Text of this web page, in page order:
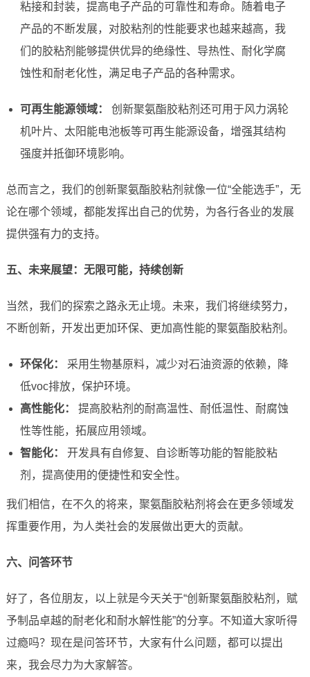
粘接和封装，提高电子产品的可靠性和寿命。随着电子
产品的不断发展，对胶粘剂的性能要求也越来越高，我
们的胶粘剂能够提供优异的绝缘性、导热性、耐化学腐
蚀性和耐老化性，满足电子产品的各种需求。
可再生能源领域：
创新聚氨酯胶粘剂还可用于风力涡轮
机叶片、太阳能电池板等可再生能源设备，增强其结构
强度并抵御环境影响。
总而言之，我们的创新聚氨酯胶粘剂就像一位“全能选手”，无
论在哪个领域，都能发挥出自己的优势，为各行各业的发展
提供强有力的支持。
五、未来展望：无限可能，持续创新
当然，我们的探索之路永无止境。未来，我们将继续努力，
不断创新，开发出更加环保、更加高性能的聚氨酯胶粘剂。
环保化：
采用生物基原料，减少对石油资源的依赖，降
低voc排放，保护环境。
高性能化：
提高胶粘剂的耐高温性、耐低温性、耐腐蚀
性等性能，拓展应用领域。
智能化：
开发具有自修复、自诊断等功能的智能胶粘
剂，提高使用的便捷性和安全性。
我们相信，在不久的将来，聚氨酯胶粘剂将会在更多领域发
挥重要作用，为人类社会的发展做出更大的贡献。
六、问答环节
好了，各位朋友，以上就是今天关于“创新聚氨酯胶粘剂，赋
予制品卓越的耐老化和耐水解性能”的分享。不知道大家听得
过瘾吗？现在是问答环节，大家有什么问题，都可以提出
来，我会尽力为大家解答。